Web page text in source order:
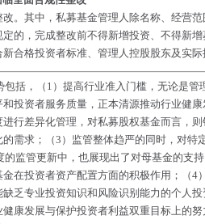
。其中，私募基金管理人除名称、经
的，完成整改前不得新增投资、不得新
合格投资者标准、管理人控股股东及实际
括，（1）提高行业准入门槛，无论是
投资者服务质量，正本清源推动行业健
行差异化管理，对私募股权基金而言，
需求；（3）监管整体趋严的同时，对
监管更新中，也展现出了对母基金的支
在投资者资产配置方面的积极作用；（
乏专业投资知识和风险识别能力的个人
康发展与保护投资者利益双重目标上的